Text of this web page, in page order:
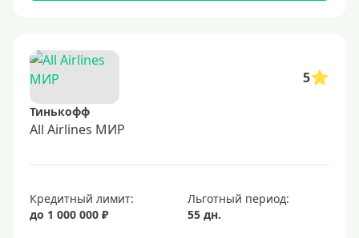
5
Тинькофф
All Airlines МИР
Кредитный лимит:
до 1 000 000 ₽
Льготный период:
55 дн.